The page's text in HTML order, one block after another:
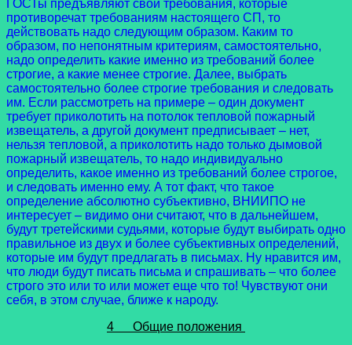
ГОСТы предъявляют свои требования, которые
противоречат требованиям настоящего СП, то
действовать надо следующим образом. Каким то
образом, по непонятным критериям, самостоятельно,
надо определить какие именно из требований более
строгие, а какие менее строгие. Далее, выбрать
самостоятельно более строгие требования и следовать
им. Если рассмотреть на примере – один документ
требует приколотить на потолок тепловой пожарный
извещатель, а другой документ предписывает – нет,
нельзя тепловой, а приколотить надо только дымовой
пожарный извещатель, то надо индивидуально
определить, какое именно из требований более строгое,
и следовать именно ему. А тот факт, что такое
определение абсолютно субъективно, ВНИИПО не
интересует – видимо они считают, что в дальнейшем,
будут третейскими судьями, которые будут выбирать одно
правильное из двух и более субъективных определений,
которые им будут предлагать в письмах. Ну нравится им,
что люди будут писать письма и спрашивать – что более
строго это или то или может еще что то! Чувствуют они
себя, в этом случае, ближе к народу.
4 Общие положения